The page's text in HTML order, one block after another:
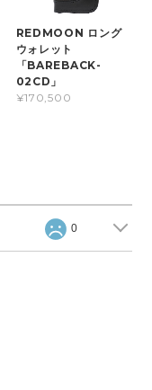
REDMOON ロング
ウォレット
「BAREBACK-
02CD」
¥170,500
0